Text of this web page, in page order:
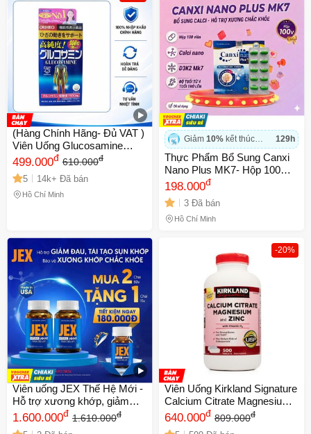
(Hàng Chính Hãng- Đủ VAT )
Viên Uống Glucosamine
Orihiro 1500mg Nhật Bản -
Hỗ Trợ Xương Khớp Người
Trưởng Thành
499.000đ 610.000đ
5 14k+ Đã bán
Hồ Chí Minh
Giảm 10% kết thúc
trong
129h
Thực Phẩm Bổ Sung Canxi
Nano Plus MK7- Hộp 100
Viên Dùng Được Từ 4 Tuổi
Trở Lên
198.000đ
3 Đã bán
Hồ Chí Minh
Viên uống JEX Thế Hệ Mới -
Hỗ trợ xương khớp, giảm
đau thoái hóa khớp, 60 viên
& 30 viên, bổ sung sức khỏe
1.600.000đ 1.610.000đ
-20%
Viên Uống Kirkland Signature
Calcium Citrate Magnesium
và Kẽm 500mg - Bổ Sung
Canxi Cho Xương Khớp
640.000đ 809.000đ